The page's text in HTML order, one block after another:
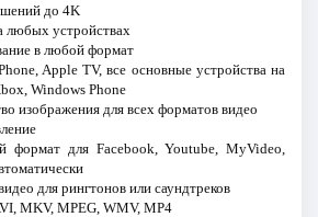
до 4K
любых устройствах
в любой формат
Apple TV, все основные устройства на
Windows Phone
изображения для всех форматов видео
формат для Facebook, Youtube, MyVideo,
для рингтонов или саундтреков
MKV, MPEG, WMV, MP4